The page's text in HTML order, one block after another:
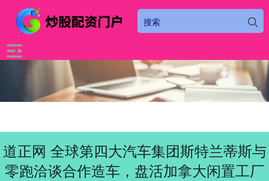
道正网 全球第四大汽车集团斯特兰蒂斯与
零跑洽谈合作造车，盘活加拿大闲置工厂